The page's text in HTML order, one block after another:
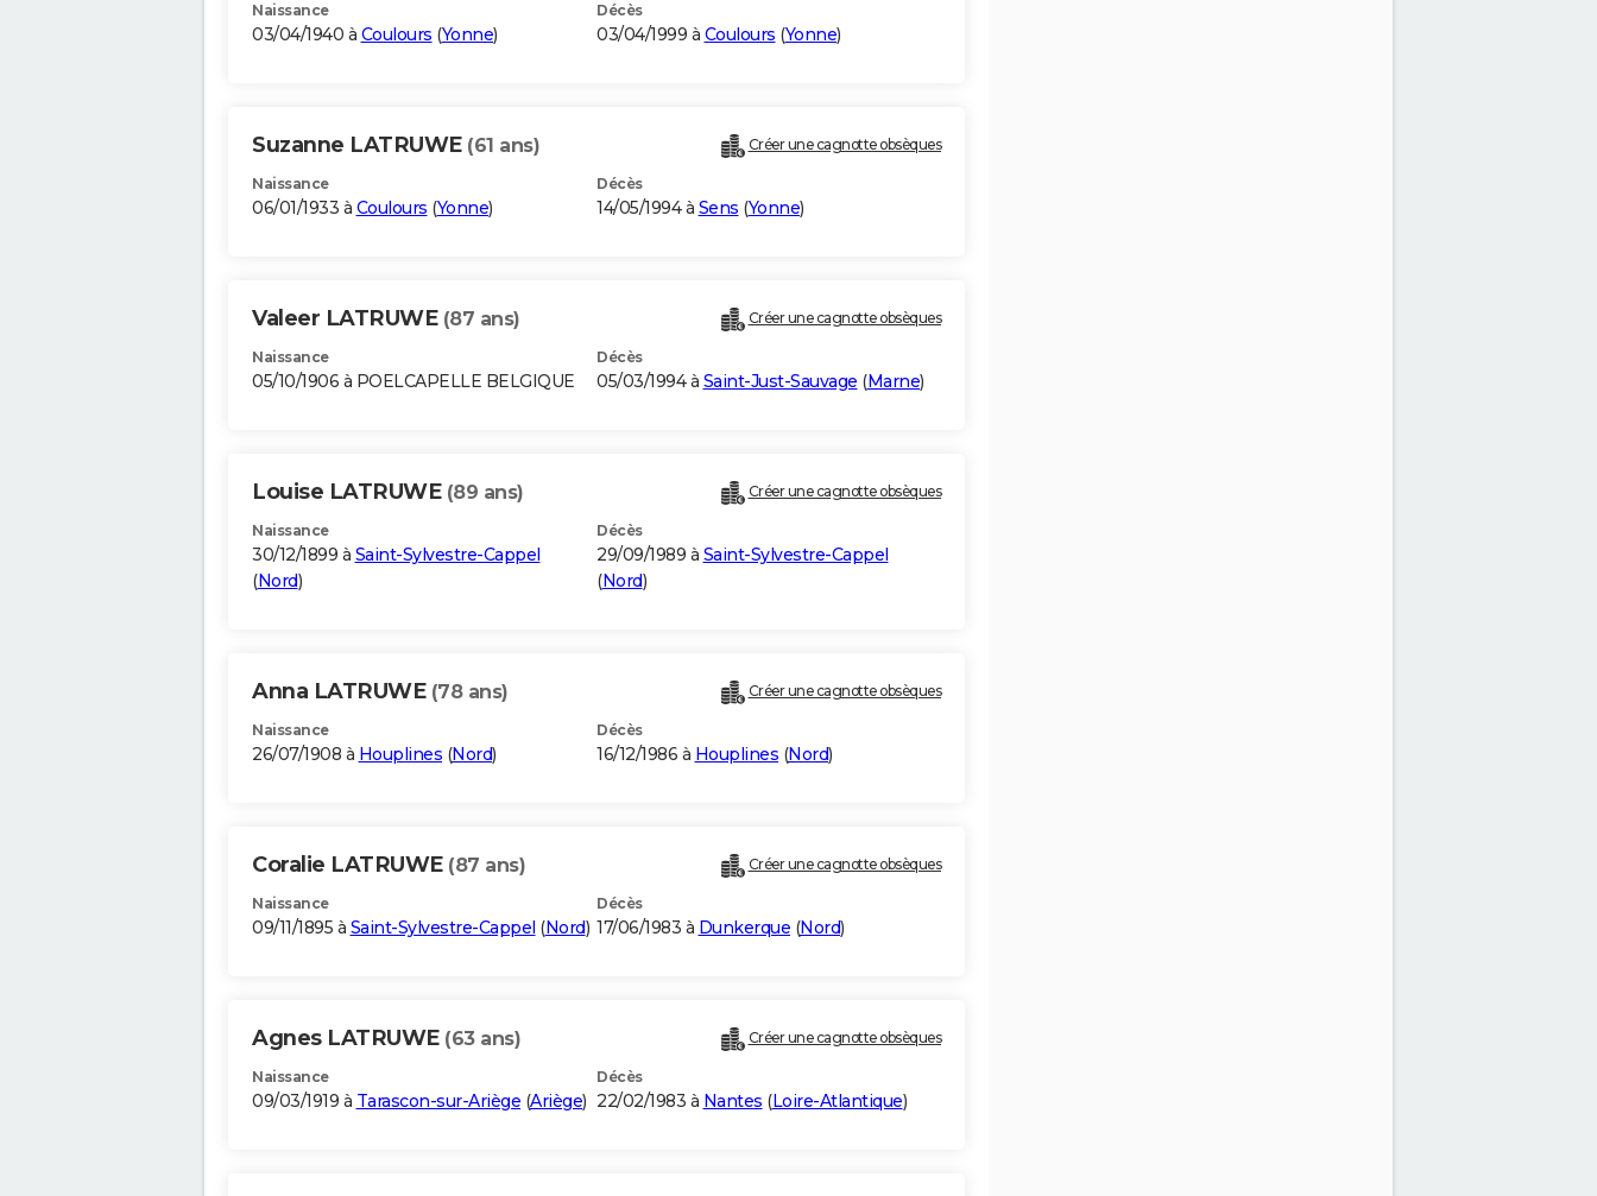
Naissance
03/04/1940 à Coulours (Yonne)
Décès
03/04/1999 à Coulours (Yonne)
Suzanne LATRUWE (61 ans) Créer une cagnotte obsèques
Naissance
06/01/1933 à Coulours (Yonne)
Décès
14/05/1994 à Sens (Yonne)
Valeer LATRUWE (87 ans) Créer une cagnotte obsèques
Naissance
05/10/1906 à POELCAPELLE BELGIQUE
Décès
05/03/1994 à Saint-Just-Sauvage (Marne)
Louise LATRUWE (89 ans) Créer une cagnotte obsèques
Naissance
30/12/1899 à Saint-Sylvestre-Cappel
(Nord)
Décès
29/09/1989 à Saint-Sylvestre-Cappel
(Nord)
Anna LATRUWE (78 ans) Créer une cagnotte obsèques
Naissance
26/07/1908 à Houplines (Nord)
Décès
16/12/1986 à Houplines (Nord)
Coralie LATRUWE (87 ans) Créer une cagnotte obsèques
Naissance
09/11/1895 à Saint-Sylvestre-Cappel (Nord)
Décès
17/06/1983 à Dunkerque (Nord)
Agnes LATRUWE (63 ans) Créer une cagnotte obsèques
Naissance
09/03/1919 à Tarascon-sur-Ariège (Ariège)
Décès
22/02/1983 à Nantes (Loire-Atlantique)